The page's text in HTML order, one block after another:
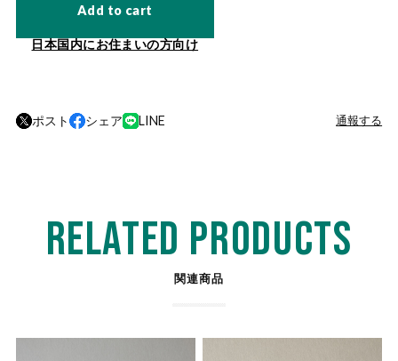
Add to cart
日本国内にお住まいの方向け
ポスト シェア LINE 通報する
RELATED PRODUCTS
関連商品